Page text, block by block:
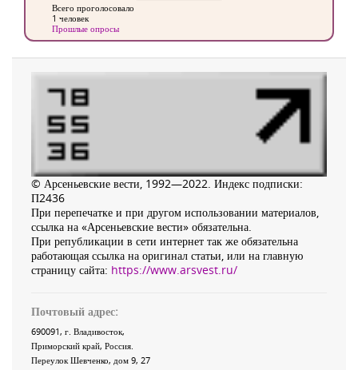
Всего проголосовало
1 человек
Прошлые опросы
© Арсеньевские вести, 1992—2022. Индекс подписки:
П2436
При перепечатке и при другом использовании материалов,
ссылка на «Арсеньевские вести» обязательна.
При републикации в сети интернет так же обязательна
работающая ссылка на оригинал статьи, или на главную
страницу сайта: https://www.arsvest.ru/
Почтовый адрес:
690091, г. Владивосток,
Приморский край, Россия
Переулок Шевченко, дом 9, 27